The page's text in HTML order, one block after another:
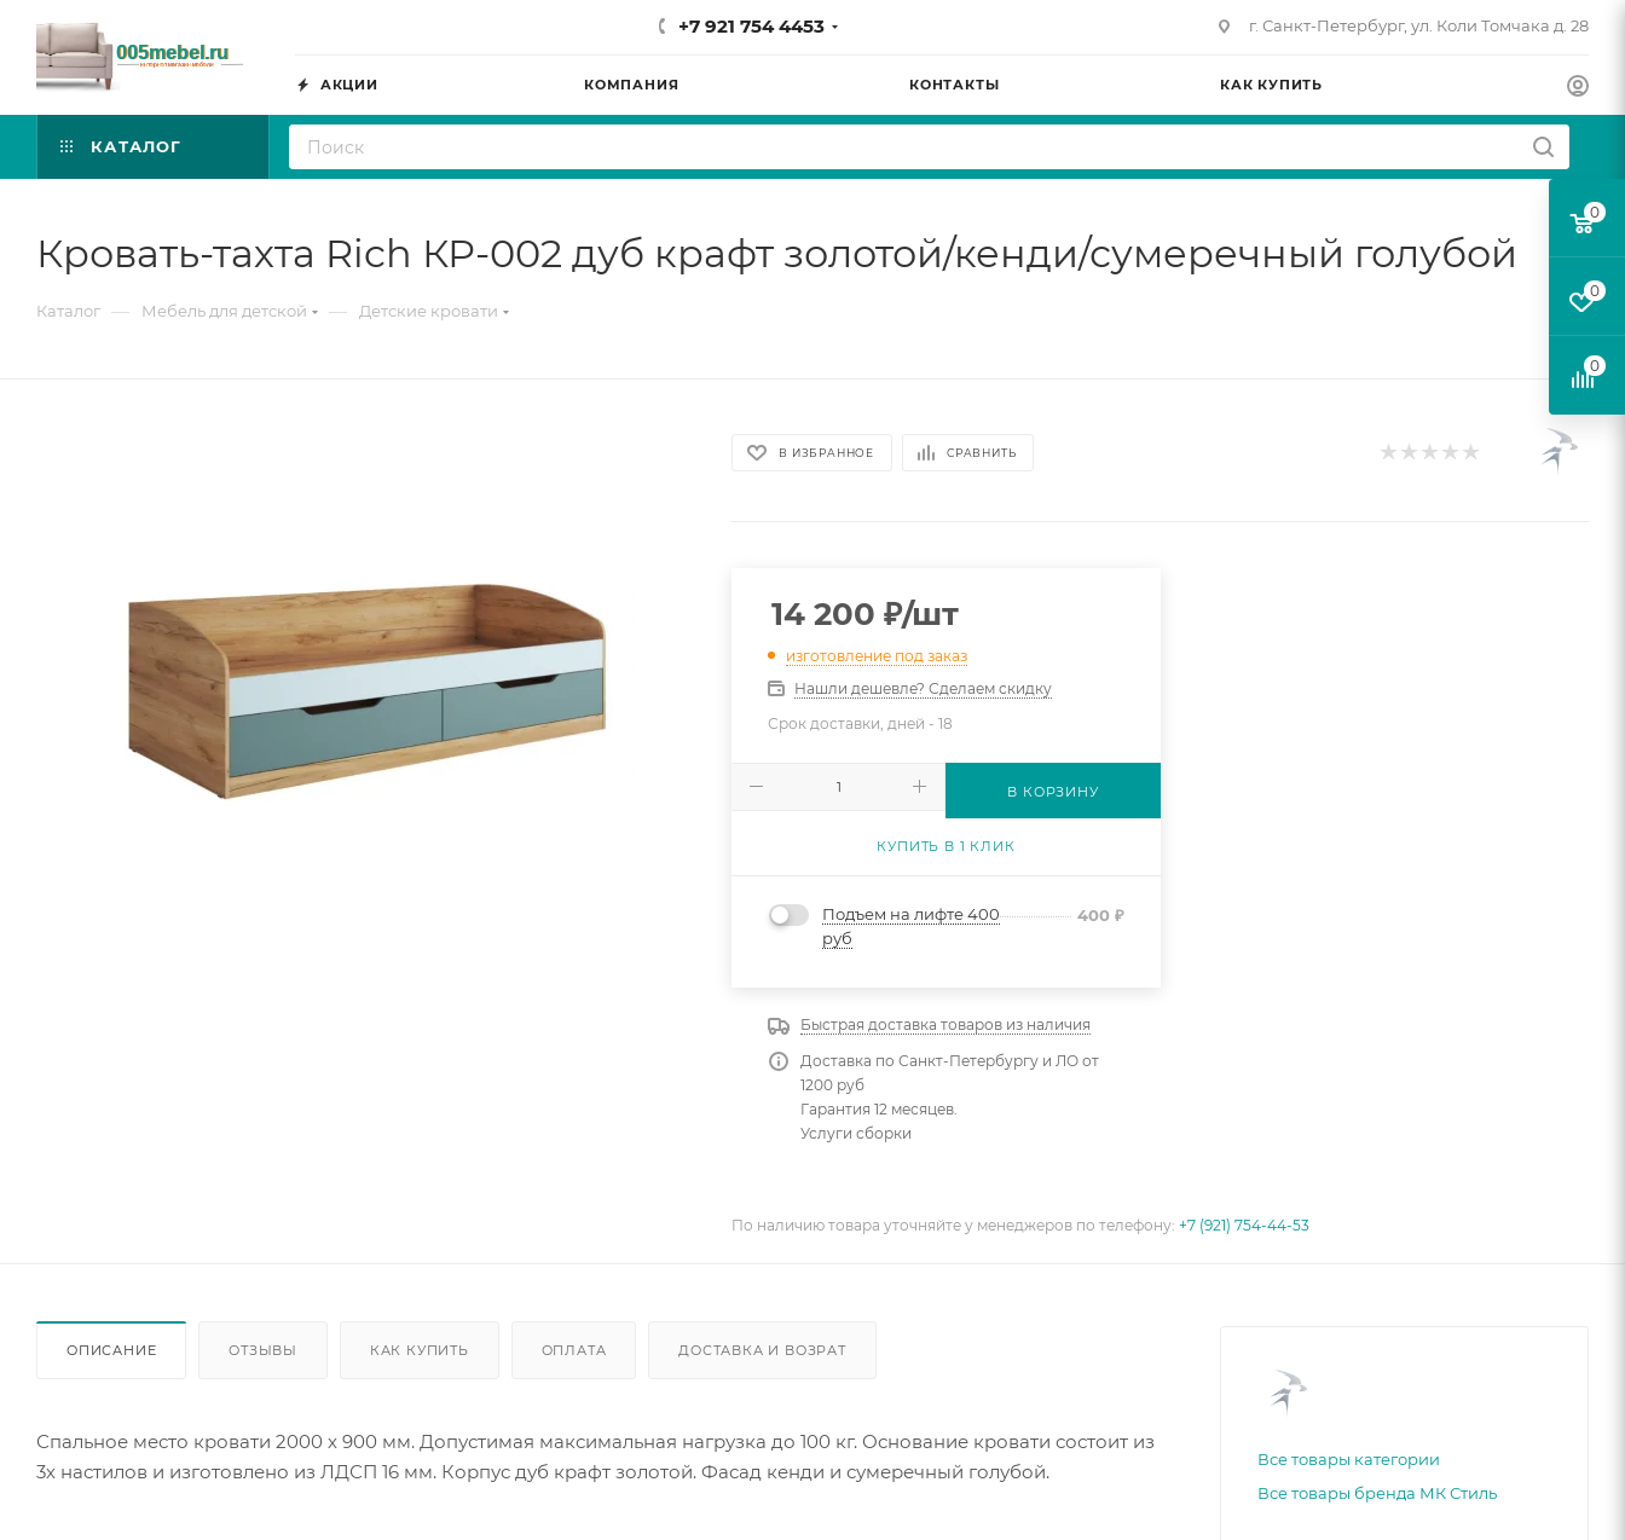
+7 921 754 4453 г. Санкт-Петербург, ул. Коли Томчака д. 28
АКЦИИ КОМПАНИЯ КОНТАКТЫ КАК КУПИТЬ
КАТАЛОГ
Кровать-тахта Rich КР-002 дуб крафт золотой/кенди/сумеречный голубой
Каталог — Мебель для детской — Детские кровати
В ИЗБРАННОЕ СРАВНИТЬ
14 200 ₽/шт
изготовление под заказ
Нашли дешевле? Сделаем скидку
Срок доставки, дней -18
В КОРЗИНУ
КУПИТЬ В 1 КЛИК
Подъем на лифте 400
руб
400₽
Быстрая доставка товаров из наличия
Доставка по Санкт-Петербургу и ЛО от
1200 руб
Гарантия 12 месяцев.
Услуги сборки
По наличию товара уточняйте у менеджеров по телефону:+7 (921) 754-44-53
ОПИСАНИЕ ОТЗЫВЫ КАК КУПИТЬ ОПЛАТА ДОСТАВКА И ВОЗРАТ
Спальное место кровати 2000 х 900 мм. Допустимая максимальная нагрузка до 100 кг. Основание кровати состоит из
3х настилов и изготовлено из ЛДСП 16 мм. Корпус дуб крафт золотой. Фасад кенди и сумеречный голубой.
Все товары категории
Все товары бренда МК Стиль
0
0
0